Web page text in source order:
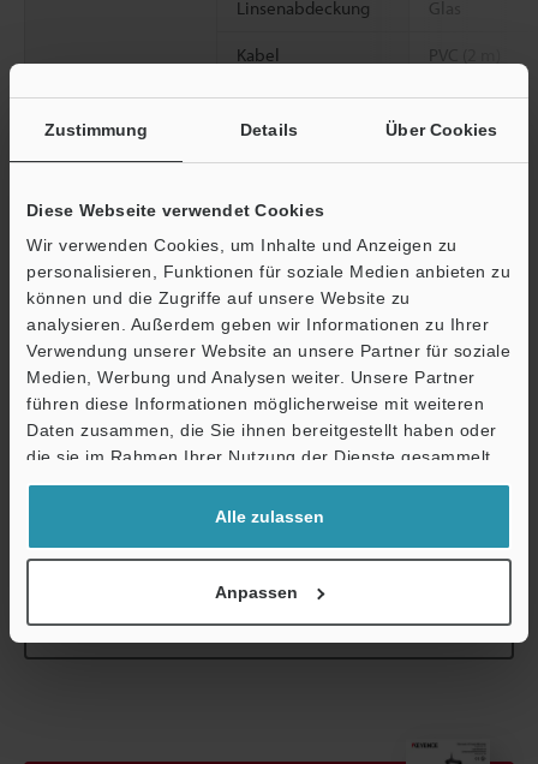
Zustimmung Details Über Cookies
Diese Webseite verwendet Cookies
Wir verwenden Cookies, um Inhalte und Anzeigen zu
personalisieren, Funktionen für soziale Medien anbieten zu
können und die Zugriffe auf unsere Website zu
analysieren. Außerdem geben wir Informationen zu Ihrer
Verwendung unserer Website an unsere Partner für soziale
Medien, Werbung und Analysen weiter. Unsere Partner
führen diese Informationen möglicherweise mit weiteren
Daten zusammen, die Sie ihnen bereitgestellt haben oder
die sie im Rahmen Ihrer Nutzung der Dienste gesammelt
haben.
Alle zulassen
Anpassen
Linsenabdeckung Glas
Kabel PVC (2 m)
Gewicht Circa 140 g
einschlägigen US-Bestimmungen: "FDA (CDRH) Laser Notice".
der Mitte der Sender- und Empfängerposition sowie im Zentrum
des Messbereichs.
*3Wenn der Abstand zwischen Sender und Empfänger 300 mm
beträgt und Licht 150 mm vom Empfänger entfernt zur Hälfte
abgeschirmt wird.
Ablenkungsbreite (±2σ), wenn 30 Sekunden lang abgetastet wird
und die Anzahl der Mittelungsmessungen auf 64 gestellt ist.
*4Wenn der Abstand zwischen Sender und Empfänger 100 mm
beträgt und volles Licht empfangen wird.
Datenblatt (PDF)
Andere Modelle
Support